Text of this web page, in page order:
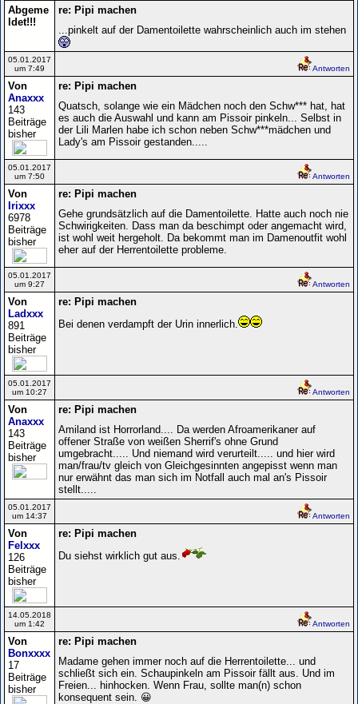
Abgeme
ldet!!!
re: Pipi machen
...pinkelt auf der Damentoilette wahrscheinlich auch im stehen
05.01.2017
um 7:49
Antworten
Von
Anaxxx
143
Beiträge
bisher
re: Pipi machen
Quatsch, solange wie ein Mädchen noch den Schw*** hat, hat
es auch die Auswahl und kann am Pissoir pinkeln... Selbst in
der Lili Marlen habe ich schon neben Schw***mädchen und
Lady's am Pissoir gestanden.....
05.01.2017
um 7:50
Antworten
Von
Irixxx
6978
Beiträge
bisher
re: Pipi machen
Gehe grundsätzlich auf die Damentoilette. Hatte auch noch nie
Schwirigkeiten. Dass man da beschimpt oder angemacht wird,
ist wohl weit hergeholt. Da bekommt man im Damenoutfit wohl
eher auf der Herrentoilette probleme.
05.01.2017
um 9:27
Antworten
Von
Ladxxx
891
Beiträge
bisher
re: Pipi machen
Bei denen verdampft der Urin innerlich.
05.01.2017
um 10:27
Antworten
Von
Anaxxx
143
Beiträge
bisher
re: Pipi machen
Amiland ist Horrorland.... Da werden Afroamerikaner auf
offener Straße von weißen Sherrif's ohne Grund
umgebracht..... Und niemand wird verurteilt..... und hier wird
man/frau/tv gleich von Gleichgesinnten angepisst wenn man
nur erwähnt das man sich im Notfall auch mal an's Pissoir
stellt.....
05.01.2017
um 14:37
Antworten
Von
Felxxx
126
Beiträge
bisher
re: Pipi machen
Du siehst wirklich gut aus.
14.05.2018
um 1:42
Antworten
Von
Bonxxxx
17
Beiträge
bisher
re: Pipi machen
Madame gehen immer noch auf die Herrentoilette... und
schließt sich ein. Schaupinkeln am Pissoir fällt aus. Und im
Freien... hinhocken. Wenn Frau, sollte man(n) schon
konsequent sein. 😀